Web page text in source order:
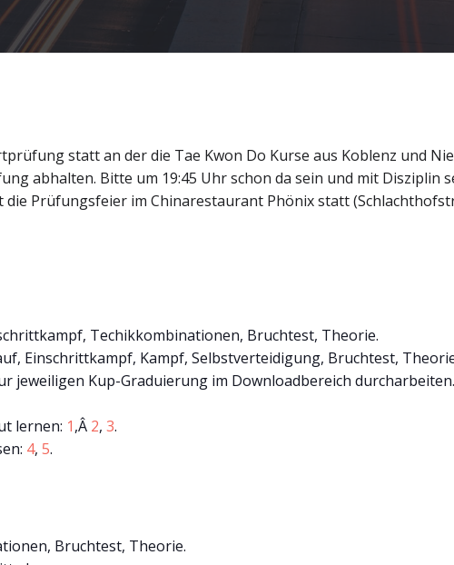
statt an der die Tae Kwon Do Kurse aus Koblenz und
abhalten. Bitte um 19:45 Uhr schon da sein und mit Disziplin
die Prüfungsfeier im Chinarestaurant Phönix statt
Techikkombinationen, Bruchtest, Theorie.
Einschrittkampf, Kampf, Selbstverteidigung, Bruchtest,
jeweiligen Kup-Graduierung im Downloadbereich
lernen: 1,Â 2, 3.
4, 5.
Bruchtest, Theorie.